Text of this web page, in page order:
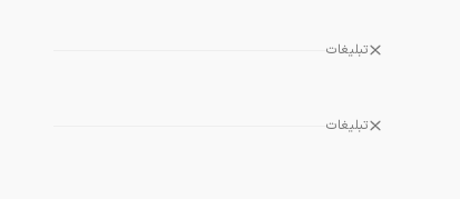
تبلیغات
تبلیغات